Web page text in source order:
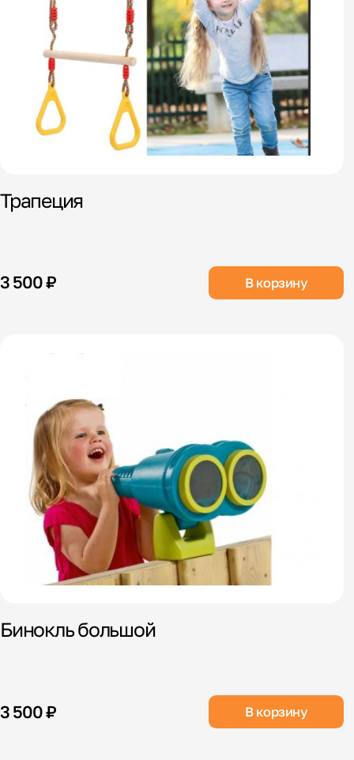
Трапеция
3 500 ₽ В корзину
Бинокль большой
3 500 ₽ В корзину